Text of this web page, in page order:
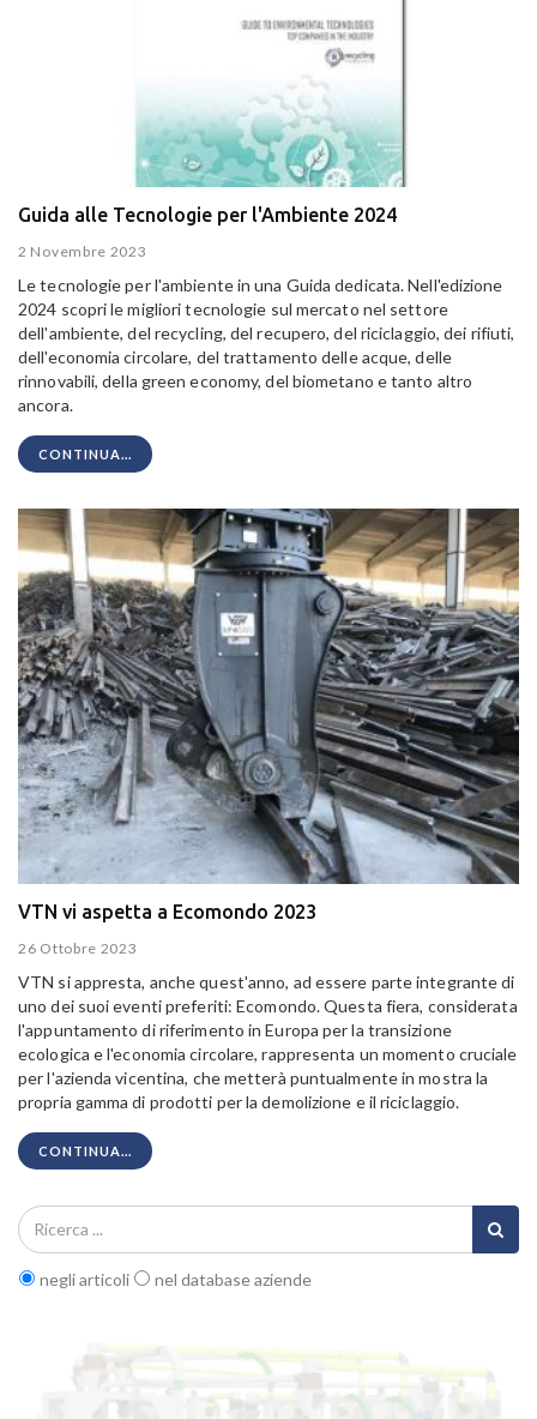
Guida alle Tecnologie per l'Ambiente 2024
2 Novembre 2023
Le tecnologie per l'ambiente in una Guida dedicata. Nell'edizione
2024 scopri le migliori tecnologie sul mercato nel settore
dell'ambiente, del recycling, del recupero, del riciclaggio, dei rifiuti,
dell'economia circolare, del trattamento delle acque, delle
rinnovabili, della green economy, del biometano e tanto altro
ancora.
CONTINUA...
VTN vi aspetta a Ecomondo 2023
26 Ottobre 2023
VTN si appresta, anche quest'anno, ad essere parte integrante di
uno dei suoi eventi preferiti: Ecomondo. Questa fiera, considerata
l'appuntamento di riferimento in Europa per la transizione
ecologica e l'economia circolare, rappresenta un momento cruciale
per l'azienda vicentina, che metterà puntualmente in mostra la
propria gamma di prodotti per la demolizione e il riciclaggio.
CONTINUA...
negli articoli nel database aziende